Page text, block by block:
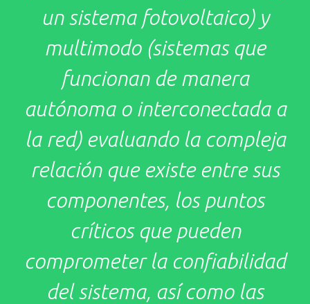
un sistema fotovoltaico) y
multimodo (sistemas que
funcionan de manera
autónoma o interconectada a
la red) evaluando la compleja
relación que existe entre sus
componentes, los puntos
críticos que pueden
comprometer la confiabilidad
del sistema, así como las